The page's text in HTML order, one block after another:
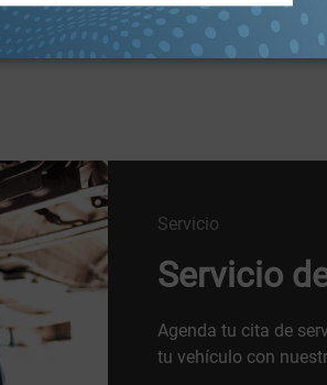
Servicio
Servicio
Agenda tu cita de
tu vehículo con